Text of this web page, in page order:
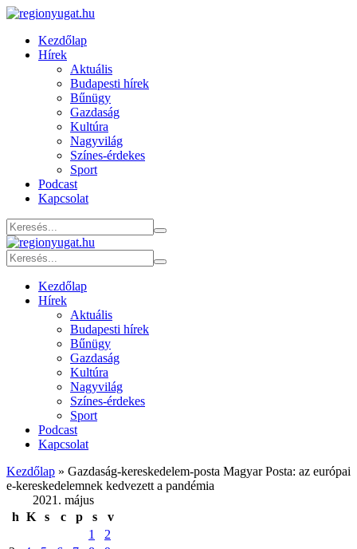
Kezdőlap
Hírek
Aktuális
Budapesti hírek
Bűnügy
Gazdaság
Kultúra
Nagyvilág
Színes-érdekes
Sport
Podcast
Kapcsolat
Kezdőlap
Hírek
Aktuális
Budapesti hírek
Bűnügy
Gazdaság
Kultúra
Nagyvilág
Színes-érdekes
Sport
Podcast
Kapcsolat
Kezdőlap » Gazdaság-kereskedelem-posta Magyar Posta: az európai
e-kereskedelemnek kedvezett a pandémia
2021. május
h K s c p s
v
1
2